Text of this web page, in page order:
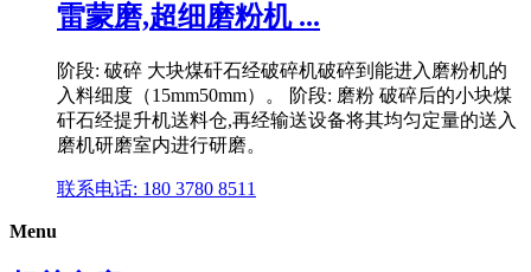
雷蒙磨,超细磨粉机 ...
阶段: 破碎 大块煤矸石经破碎机破碎到能进入磨粉机的
入料细度（15mm50mm）。 阶段: 磨粉 破碎后的小块煤
矸石经提升机送料仓,再经输送设备将其均匀定量的送入
磨机研磨室内进行研磨。
联系电话: 180 3780 8511
Menu